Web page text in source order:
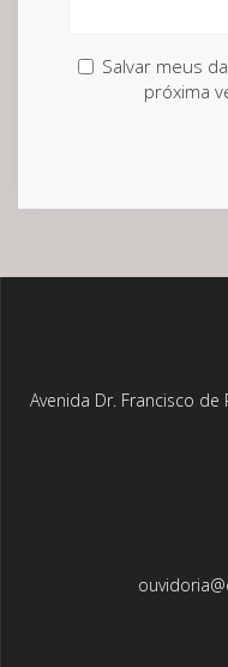
Salvar meus
próxima
Avenida Dr. Francisco de